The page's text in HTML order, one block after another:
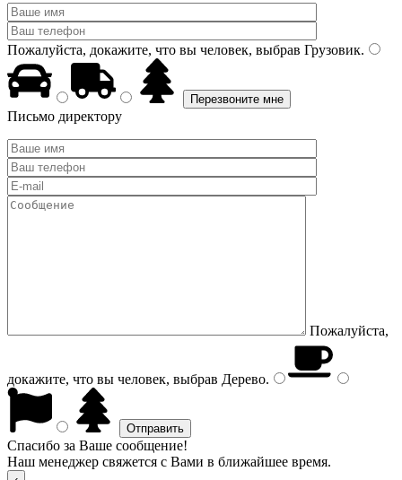
Пожалуйста, докажите, что вы человек, выбрав Грузовик.
Письмо директору
Пожалуйста,
докажите, что вы человек, выбрав Дерево.
Спасибо за Ваше сообщение!
Наш менеджер свяжется с Вами в ближайшее время.